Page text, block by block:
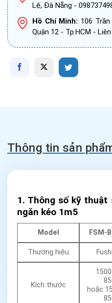
Lệ, Đà Nẵng -
Hồ Chí Minh: 106
Quận 12 - Tp.HCM -
Thông tin sản
1. Thông số kỹ
ngăn kéo 1m5
Model FSM-
Thương hiệu
Kích thước
hoặc